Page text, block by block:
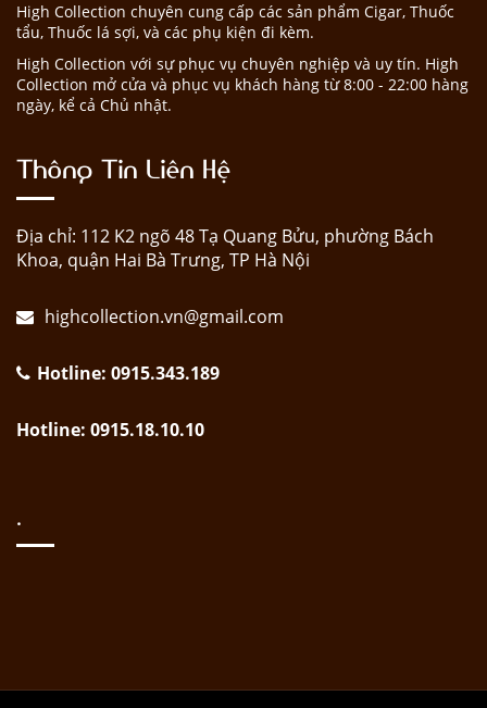
High Collection chuyên cung cấp các sản phẩm Cigar, Thuốc
tẩu, Thuốc lá sợi, và các phụ kiện đi kèm.
High Collection với sự phục vụ chuyên nghiệp và uy tín. High
Collection mở cửa và phục vụ khách hàng từ 8:00 - 22:00 hàng
ngày, kể cả Chủ nhật.
Thông Tin Liên Hệ
Địa chỉ: 112 K2 ngõ 48 Tạ Quang Bửu, phường Bách
Khoa, quận Hai Bà Trưng, TP Hà Nội
highcollection.vn@gmail.com
Hotline: 0915.343.189
Hotline: 0915.18.10.10
.